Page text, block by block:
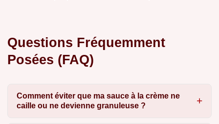
Questions Fréquemment
Posées (FAQ)
Comment éviter que ma sauce à la crème ne
caille ou ne devienne granuleuse ?